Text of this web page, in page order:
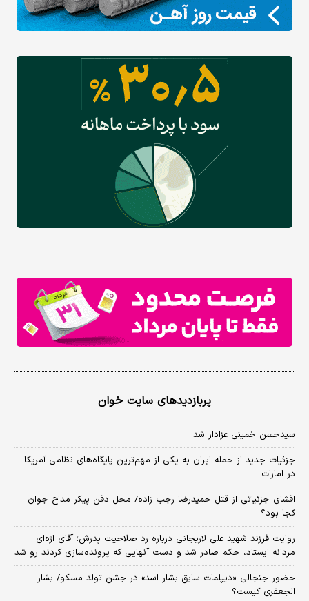
پربازدیدهای سایت خوان
سیدحسن خمینی عزادار شد
جزئیات جدید از حمله ایران به یکی از مهم‌ترین پایگاه‌های نظامی آمریکا
در امارات
افشای جزئیاتی از قتل حمیدرضا رجب زاده/ محل دفن پیکر مداح جوان
کجا بود؟
روایت فرزند شهید علی لاریجانی درباره رد صلاحیت پدرش؛ آقای اژه‌ای
مردانه ایستاد، حکم صادر شد و دست آنهایی که پرونده‌سازی کردند رو شد
حضور جنجالی «دیپلمات سابق بشار اسد» در جشن تولد مسکو/ بشار
الجعفری کیست؟